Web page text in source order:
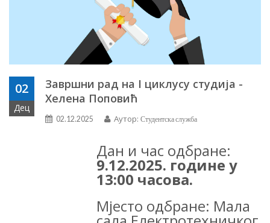
02
Дец
Завршни рад на I циклусу студија -
Хелена Поповић
02.12.2025 Аутор: Студентска служба
Дан и час одбране:
9.12.2025. године у
13:00 часова.
Мјесто одбране: Мала